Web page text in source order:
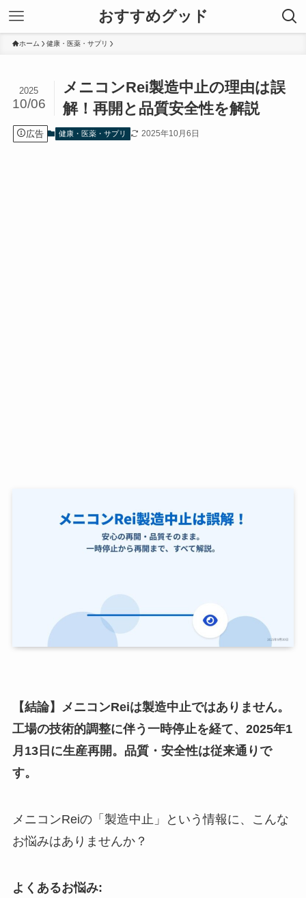
おすすめグッド
ホーム 健康・医薬・サプリ
メニコンRei製造中止の理由は誤
解！再開と品質安全性を解説
2025
10/06
広告 健康・医薬・サプリ 2025年10月6日
【結論】メニコンReiは製造中止ではありません。
工場の技術的調整に伴う一時停止を経て、2025年1
月13日に生産再開。品質・安全性は従来通りで
す。
メニコンReiの「製造中止」という情報に、こんな
お悩みはありませんか？
よくあるお悩み: